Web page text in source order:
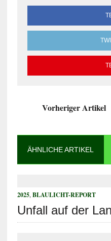
Vorheriger Artikel
ÄHNLICHE ARTIKEL
2025, BLAULICHT-REPORT
Unfall auf der